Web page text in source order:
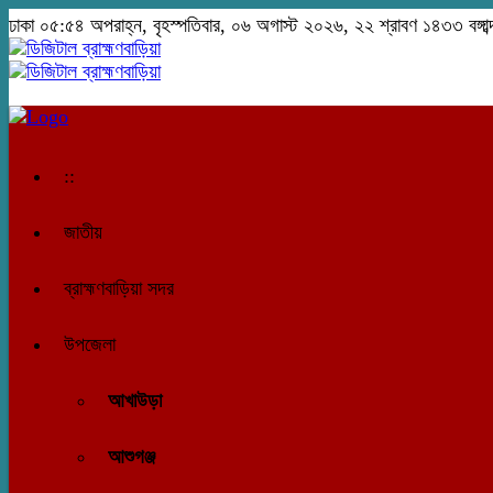
ঢাকা ০৫:৫৪ অপরাহ্ন, বৃহস্পতিবার, ০৬ অগাস্ট ২০২৬, ২২ শ্রাবণ ১৪৩৩
::
জাতীয়
ব্রাহ্মণবাড়িয়া সদর
উপজেলা
আখাউড়া
আশুগঞ্জ